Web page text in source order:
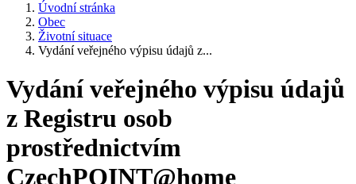
Úvodní stránka
Obec
Životní situace
Vydání veřejného výpisu údajů z...
Vydání veřejného výpisu údajů
z Registru osob
prostřednictvím
CzechPOINT@home